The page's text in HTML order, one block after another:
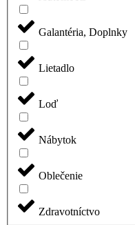
Galantéria, Doplnky
Lietadlo
Loď
Nábytok
Oblečenie
Zdravotníctvo